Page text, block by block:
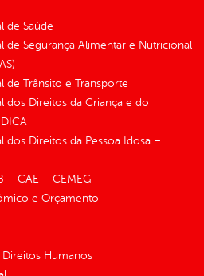
de Saúde
de Segurança Alimentar e Nutricional
de Trânsito e Transporte
dos Direitos da Criança e do
dos Direitos da Pessoa Idosa –
– CAE – CEMEG
e Orçamento
Direitos Humanos